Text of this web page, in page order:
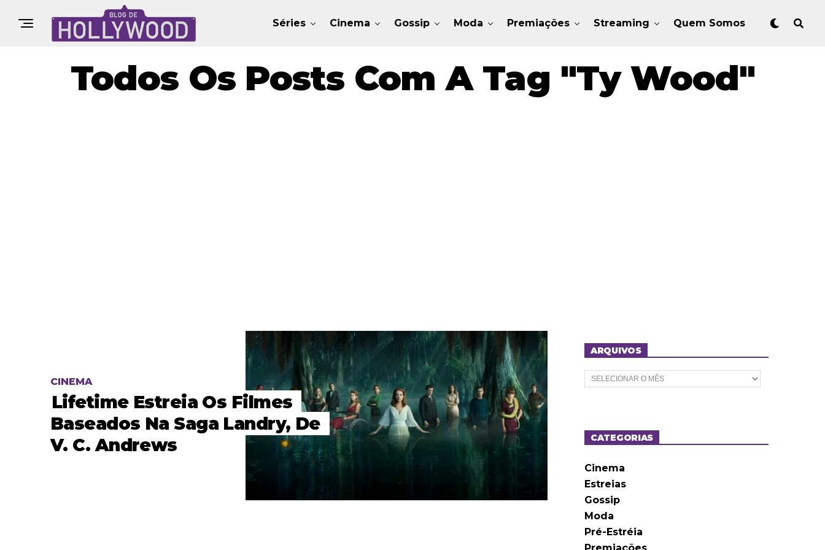
Séries Cinema Gossip Moda Premiações Streaming Quem Somos
Todos Os Posts Com A Tag "Ty Wood"
CINEMA
Lifetime Estreia Os Filmes
Baseados Na Saga Landry, De
V. C. Andrews
ARQUIVOS
A
r
o
sCATEGORIAS
Cinema
Estreias
Gossip
Moda
Pré-Estréia